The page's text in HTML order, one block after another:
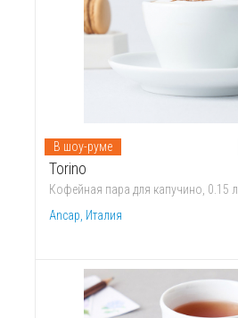
Torino
Кофейная пара для капучино, 0.15 л
Ancap, Италия
В шоу-руме